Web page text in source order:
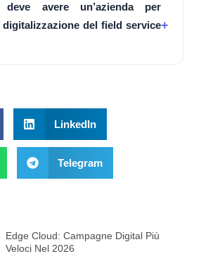
avere un’azienda per
digitalizzazione del field service
LinkedIn
Telegram
Edge Cloud: Campagne Digital Più
Veloci Nel 2026